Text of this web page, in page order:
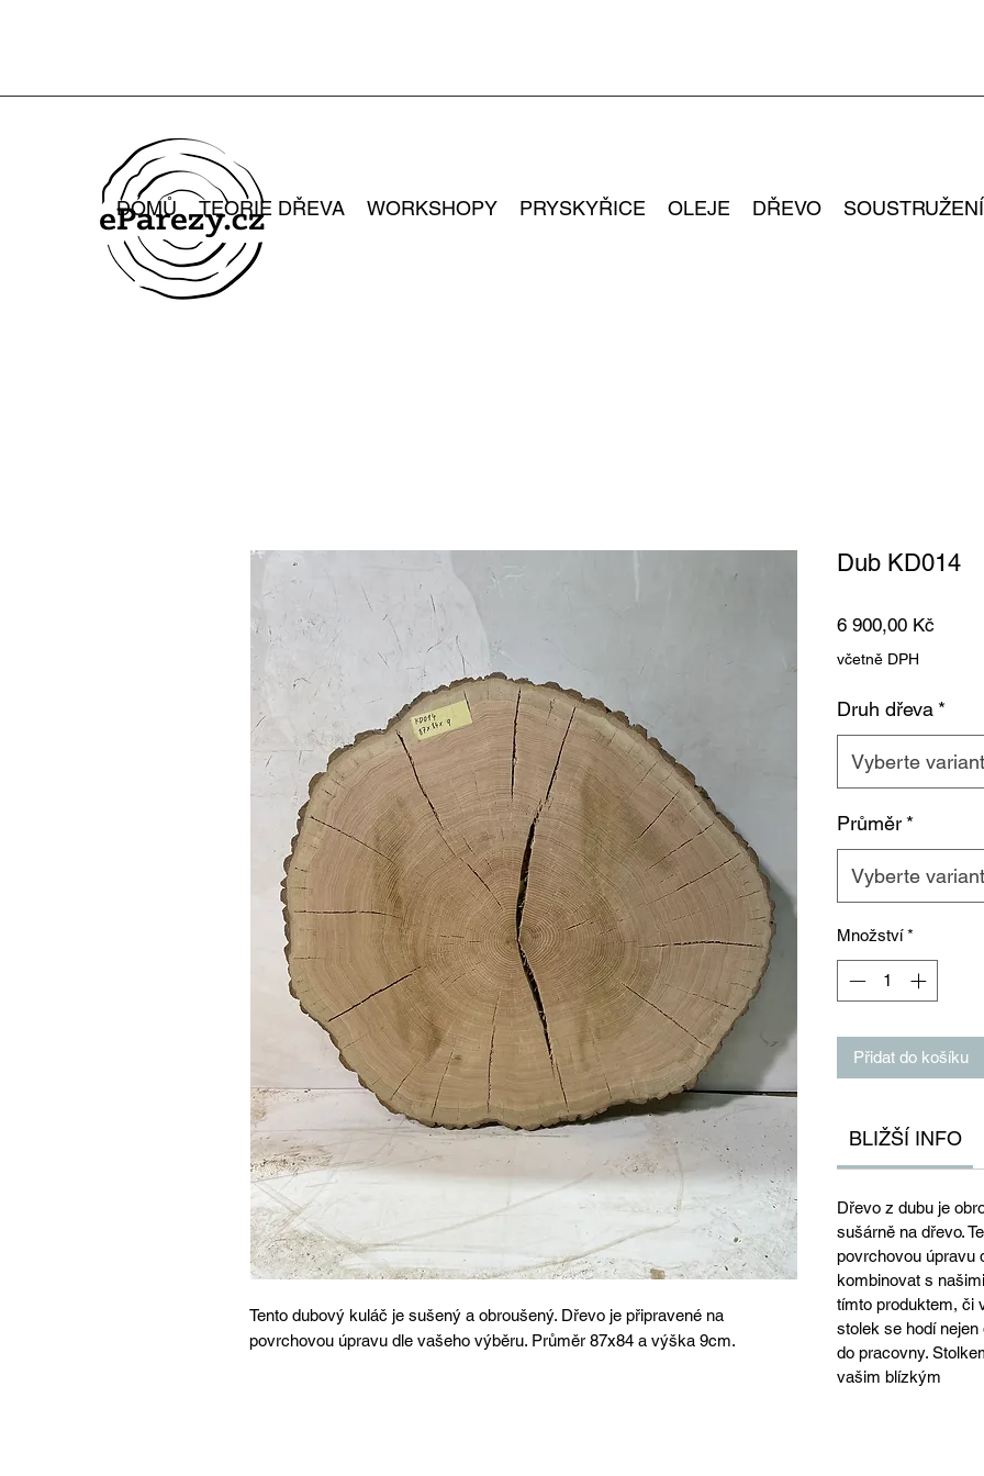
DOMŮ TEORIE DŘEVA WORKSHOPY PRYSKYŘICE OLEJE DŘEVO SOUSTRUŽENÍ
Tento dubový kuláč je sušený a obroušený. Dřevo je připravené na
povrchovou úpravu dle vašeho výběru. Průměr 87x84 a výška 9cm.
Dub KD014
6 900,00 Kč
včetně DPH
Druh dřeva *
Vyberte
Průměr *
Vyberte
Množství *
Přidat do košíku
BLIŽŠÍ INFO
Dřevo z dubu je
sušárně na dřevo.
povrchovou úpravu
kombinovat s
tímto produktem, či
stolek se hodí
do pracovny.
vašim blízkým